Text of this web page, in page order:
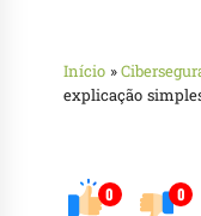
Início »
explicação
0 0